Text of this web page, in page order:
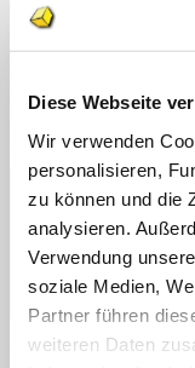
Diese Webseite
Wir verwenden
personalisieren,
zu können und die
analysieren.
Verwendung
soziale Medien,
Partner führen
weiteren Daten
Suchen
Schreibe einen
Deine E-Mail-Adresse
Felder sind mit*
Name*